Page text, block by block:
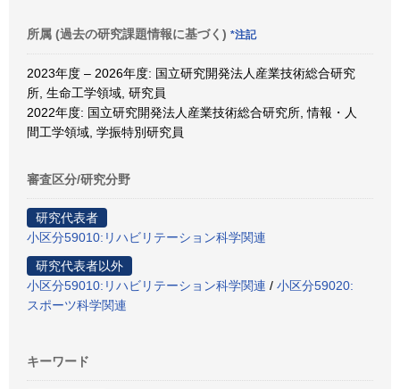
所属 (過去の研究課題情報に基づく) *注記
2023年度 – 2026年度: 国立研究開発法人産業技術総合研究
所, 生命工学領域, 研究員
2022年度: 国立研究開発法人産業技術総合研究所, 情報・人
間工学領域, 学振特別研究員
審査区分/研究分野
研究代表者
小区分59010:リハビリテーション科学関連
研究代表者以外
小区分59010:リハビリテーション科学関連 / 小区分59020:
スポーツ科学関連
キーワード